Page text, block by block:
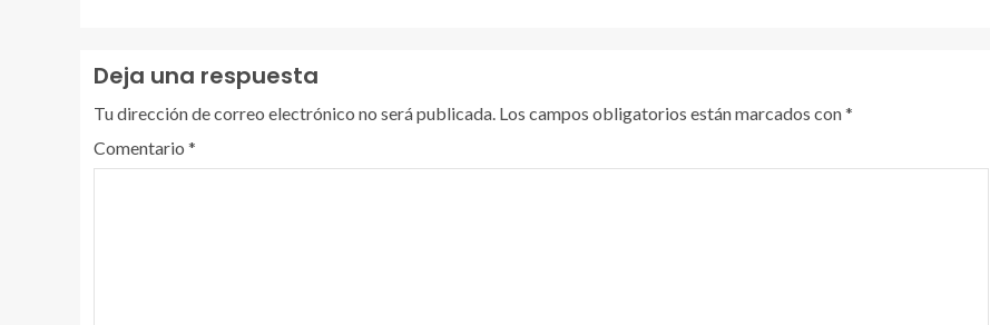
Deja una respuesta
Tu dirección de correo electrónico no será publicada. Los campos obligatorios están marcados con*
Comentario *